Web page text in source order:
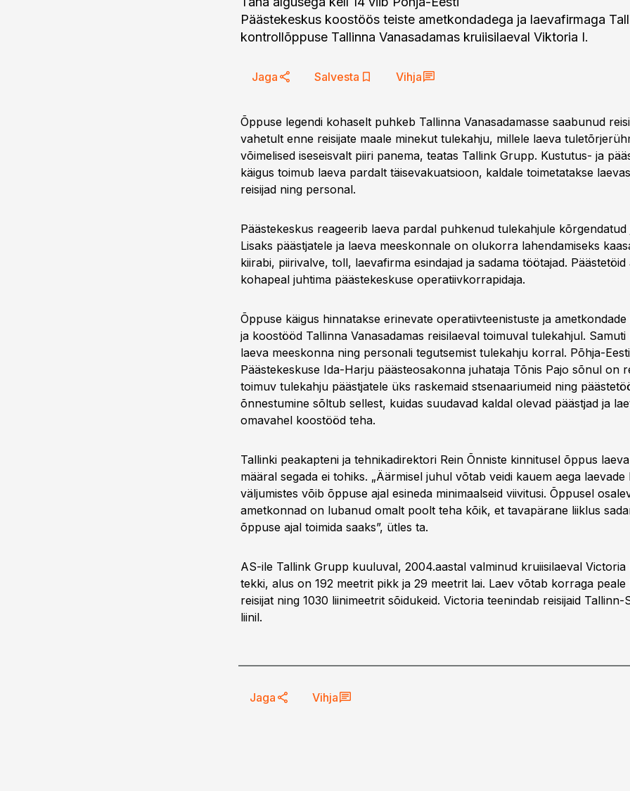
Päästekeskus koostöös teiste ametkondadega ja laevafirmaga
kontrollõppuse Tallinna Vanasadamas kruiisilaeval Viktoria I.
Jaga Salvesta Vihja
Õppuse legendi kohaselt puhkeb Tallinna Vanasadamasse saabunud
vahetult enne reisijate maale minekut tulekahju, millele laeva
võimelised iseseisvalt piiri panema, teatas Tallink Grupp. Kustutus- ja
käigus toimub laeva pardalt täisevakuatsioon, kaldale toimetatakse
reisijad ning personal.
Päästekeskus reageerib laeva pardal puhkenud tulekahjule kõrgendatud
Lisaks päästjatele ja laeva meeskonnale on olukorra lahendamiseks
kiirabi, piirivalve, toll, laevafirma esindajad ja sadama töötajad. Päästetöid
kohapeal juhtima päästekeskuse operatiivkorrapidaja.
Õppuse käigus hinnatakse erinevate operatiivteenistuste ja ametkondade
ja koostööd Tallinna Vanasadamas reisilaeval toimuval tulekahjul. Samuti
laeva meeskonna ning personali tegutsemist tulekahju korral. Põhja-Eesti
Päästekeskuse Ida-Harju päästeosakonna juhataja Tõnis Pajo sõnul on
toimuv tulekahju päästjatele üks raskemaid stsenaariumeid ning
õnnestumine sõltub sellest, kuidas suudavad kaldal olevad päästjad ja
omavahel koostööd teha.
Tallinki peakapteni ja tehnikadirektori Rein Õnniste kinnitusel õppus
määral segada ei tohiks. „Äärmisel juhul võtab veidi kauem aega laevade
väljumistes võib õppuse ajal esineda minimaalseid viivitusi. Õppusel
ametkonnad on lubanud omalt poolt teha kõik, et tavapärane liiklus
õppuse ajal toimida saaks”, ütles ta.
AS-ile Tallink Grupp kuuluval, 2004.aastal valminud kruiisilaeval
tekki, alus on 192 meetrit pikk ja 29 meetrit lai. Laev võtab korraga peale
reisijat ning 1030 liinimeetrit sõidukeid. Victoria teenindab reisijaid Tallinn-
liinil.
Jaga Vihja